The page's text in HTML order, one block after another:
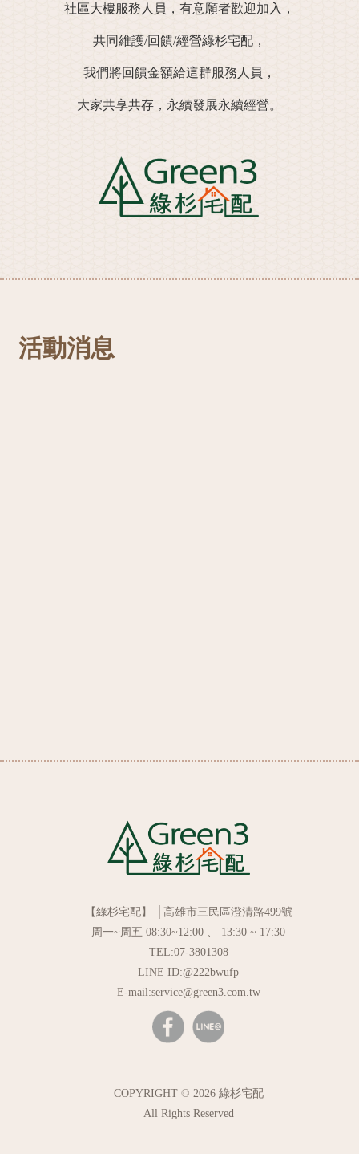
社區大樓服務人員，有意願者歡迎加入，
共同維護/回饋/經營綠杉宅配，
我們將回饋金額給這群服務人員，
大家共享共存，永續發展永續經營。
活動消息
【綠杉宅配】 │高雄市三民區澄清路499號
周一~周五 08:30~12:00 、 13:30 ~ 17:30
TEL:07-3801308
LINE ID:@222bwufp
E-mail:service@green3.com.tw
COPYRIGHT © 2026 綠杉宅配
All Rights Reserved